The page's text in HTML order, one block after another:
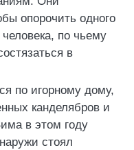
опорочить одного
по чьему
в
по игорному дому,
канделябров и
в этом году
стоял